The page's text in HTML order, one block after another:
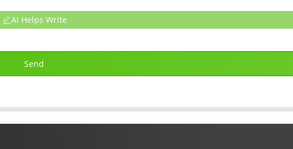
AI Helps Write
Send